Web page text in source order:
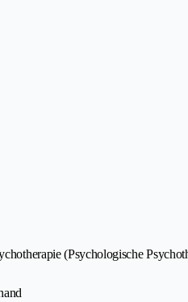
(Psychologische